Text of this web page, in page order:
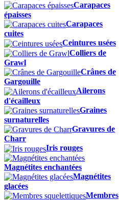
Carapaces
épaisses
Carapaces
cuites
Ceintures usées
Colliers de
Grawl
Crânes de
Gargouille
Ailerons
d'écailleux
Graines
surnaturelles
Gravures de
Charr
Iris rouges
Magnétites enchantées
Magnétites
glacées
Membres